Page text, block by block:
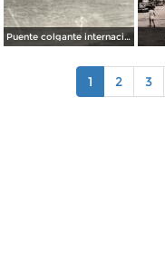
Puente colgante internacional sobre el Río Bravo
1 2 3